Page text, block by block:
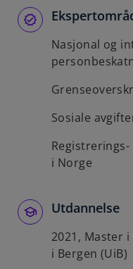
Nasjonal og
Sosiale
i Norge
Utdannelse
2021, Master
i Bergen (UiB)